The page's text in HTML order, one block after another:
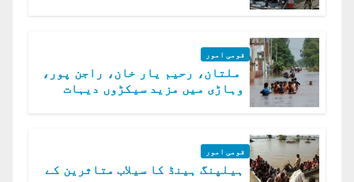
قومی امور
ملتان، رحیم یار خان، راجن پور،
وہاڑی میں مزید سیکڑوں دیہات
قومی امور
ہیلپنگ ہینڈ کا سیلاب متاثرین کے